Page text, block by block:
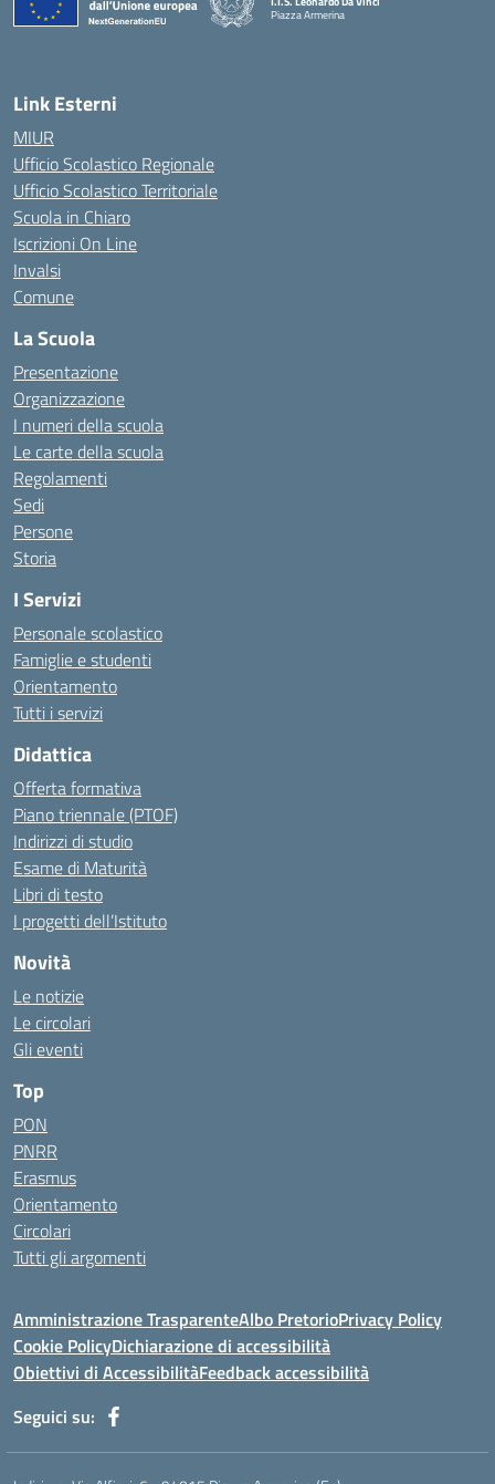
Piazza Armerina
Link Esterni
MIUR
Ufficio Scolastico Regionale
Ufficio Scolastico Territoriale
Scuola in Chiaro
Iscrizioni On Line
Invalsi
Comune
La Scuola
Presentazione
Organizzazione
I numeri della scuola
Le carte della scuola
Regolamenti
Sedi
Persone
Storia
I Servizi
Personale scolastico
Famiglie e studenti
Orientamento
Tutti i servizi
Didattica
Offerta formativa
Piano triennale (PTOF)
Indirizzi di studio
Esame di Maturità
Libri di testo
I progetti dell’Istituto
Novità
Le notizie
Le circolari
Gli eventi
Top
PON
PNRR
Erasmus
Orientamento
Circolari
Tutti gli argomenti
Amministrazione TrasparenteAlbo PretorioPrivacy Policy
Cookie PolicyDichiarazione di accessibilità
Obiettivi di AccessibilitàFeedback accessibilità
Seguici su: